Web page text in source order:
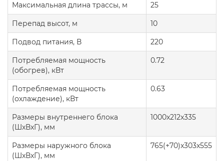
Максимальная длина трассы, м 25
Перепад высот, м 10
Подвод питания, В 220
Потребляемая мощность
(обогрев), кВт
0.72
Потребляемая мощность
(охлаждение), кВт
0.63
Размеры внутреннего блока
(ШxВxГ), мм
1000x212x335
Размеры наружного блока
(ШxВxГ), мм
765(+70)x303x555